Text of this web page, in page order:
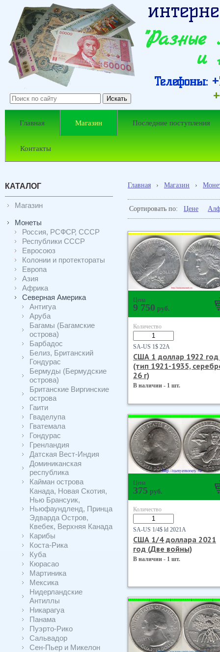
и
Телефоны:
Главная Магазин Последние поступления
Контакты
КАТАЛОГ
Магазин
Монеты
Россия, РСФСР, СССР
Республики СССР
Евросоюз
Колонии и протектораты
Европа
Азия
Африка
Северная Америка
Антигуа
Аруба
Багамы (Багамские
острова)
Барбадос
Белиз, Британский
Гондурас
Бермуды (Бермудские
острова)
Британские Виргинские
острова
Гаити
Гваделупа
Гватемала
Гондурас
Гренландия
Датская Вест-Индия
Доминиканская
республика
Кайман острова
Канада, Новая Скотия,
Нью Брансуик,
Ньюфаундленд, Принца
Эдварда Остров,
Квебек, Верхняя Канада
Карибы
Коста-Рика
Куба
Кюрасао
Мартиника
Мексика
Нидерландские
Антиллы
Никарагуа
Панама
Пуэрто-Рико
Сальвадор
Сен-Пьер и Микелон
Главная › Магазин ›
Сортировать по: Цене
Цена
9 750 руб.
Количество
SA-US 1$ 22А
США 1 доллар 1922 год
(тип 1921-1935,
26 г)
В наличии - 1 шт.
Цена
375 руб.
Количество
SA-US 1/4$ ld 2021А
США 1/4 доллара 2021
год (Две войны)
В наличии - 1 шт.